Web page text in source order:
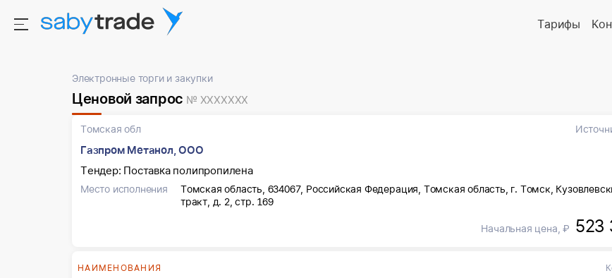
Тарифы
Электронные торги и закупки
Ценовой запрос № XXXXXXX
Томская обл
Газпром Метанол, ООО
Тендер: Поставка полипропилена
Место исполнения
Томская область, 634067, Российская Федерация, Томская область, г. Томск,
тракт, д. 2, стр. 169
Начальная цена, ₽ 523
НАИМЕНОВАНИЯ